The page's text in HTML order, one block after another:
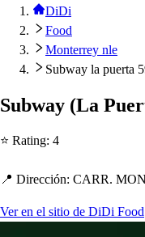
DiDi
Food
Monterrey nle
Subway la puerta
Subway (La Puer
⭐ Rating: 4
📍 Dirección: CARR.
Ver en el sitio de DiDi Food